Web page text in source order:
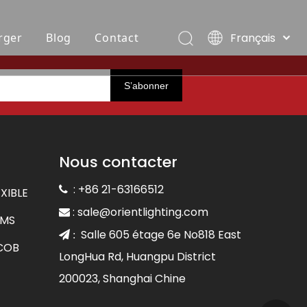
Blog Contact
Français
English
العربية
Español
Nederlands
S’abonner
Nous contacter
 : +86 21-63166512
 : sale@orientlighting.com
 : Salle 605 étage 6e No818 East
LongHua Rd, Huangpu District
200023, Shanghai Chine